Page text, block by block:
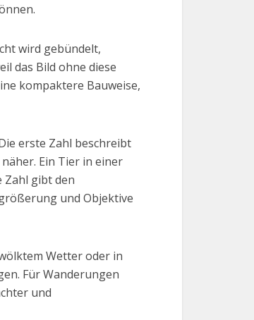
wird gebündelt,
das Bild ohne diese
kompaktere Bauweise,
erste Zahl beschreibt
Ein Tier in einer
Zahl gibt den
und Objektive
Wetter oder in
Für Wanderungen
und